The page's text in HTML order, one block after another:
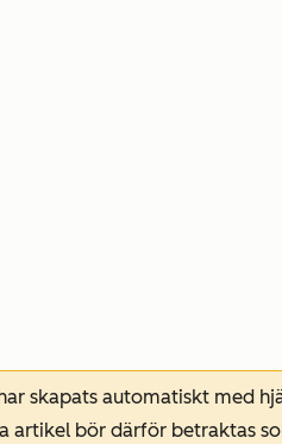
skapats automatiskt med
artikel bör därför betraktas